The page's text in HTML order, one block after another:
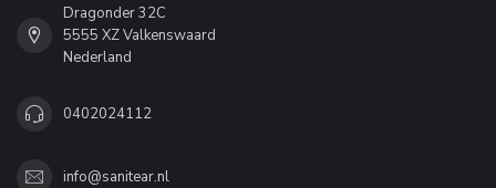
Dragonder 32C
5555 XZ Valkenswaard
Nederland
0402024112
info@sanitear.nl